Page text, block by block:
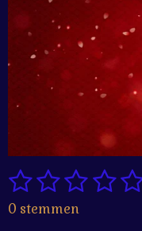
R
a
t
1
s
2
s
3
s
4 5
0 stemmen